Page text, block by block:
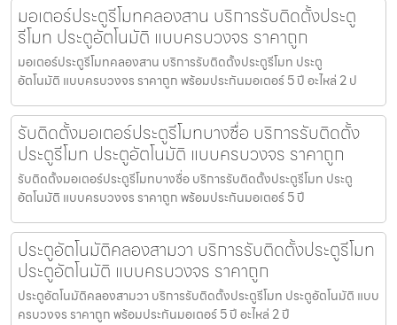
มอเตอร์ประตูรีโมทคลองสาน บริการรับติดตั้งประตู
รีโมท ประตูอัตโนมัติ แบบครบวงจร ราคาถูก
มอเตอร์ประตูรีโมทคลองสาน บริการรับติดตั้งประตูรีโมท ประตู
อัตโนมัติ แบบครบวงจร ราคาถูก พร้อมประกันมอเตอร์ 5 ปี อะไหล่ 2 ป
รับติดตั้งมอเตอร์ประตูรีโมทบางซื่อ บริการรับติดตั้ง
ประตูรีโมท ประตูอัตโนมัติ แบบครบวงจร ราคาถูก
รับติดตั้งมอเตอร์ประตูรีโมทบางซื่อ บริการรับติดตั้งประตูรีโมท ประตู
อัตโนมัติ แบบครบวงจร ราคาถูก พร้อมประกันมอเตอร์ 5 ปี
ประตูอัตโนมัติคลองสามวา บริการรับติดตั้งประตูรีโมท
ประตูอัตโนมัติ แบบครบวงจร ราคาถูก
ประตูอัตโนมัติคลองสามวา บริการรับติดตั้งประตูรีโมท ประตูอัตโนมัติ แบบ
ครบวงจร ราคาถูก พร้อมประกันมอเตอร์ 5 ปี อะไหล่ 2 ปี